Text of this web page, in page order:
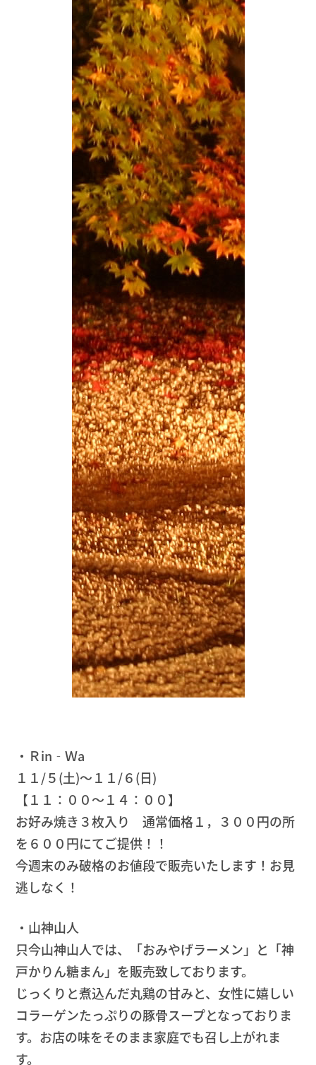
・Ｒin‐Ｗa
１１/５(土)〜１１/６(日)
【１１：００〜１４：００】
お好み焼き３枚入り 通常価格１，３００円の所
を６００円にてご提供！！
今週末のみ破格のお値段で販売いたします！お見
逃しなく！
・山神山人
只今山神山人では、「おみやげラーメン」と「神
戸かりん糖まん」を販売致しております。
じっくりと煮込んだ丸鶏の甘みと、女性に嬉しい
コラーゲンたっぷりの豚骨スープとなっておりま
す。お店の味をそのまま家庭でも召し上がれま
す。